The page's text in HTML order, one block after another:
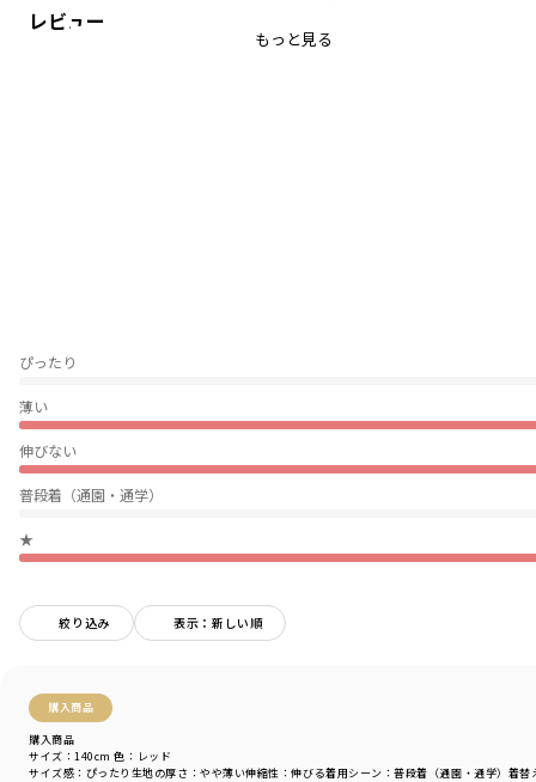
レビュー
ぴったり
薄い
伸びない
普段着（通園・通学）
★
絞り込み 表示：新しい順
購入商品
購入商品
サイズ感 ：ぴったり 生地の厚さ ：やや薄い伸縮性 ：伸びる着用シーン ：普段着（通園・通学） 着替
サイズ：140cm 色：レッド
-----
伸縮性：あり
着用イメージ/カラー：キナリ
モデル：身長110.0cm 体重19kg
ブランド ／Champion
カテゴリ
／トップス>トレーナー・パーカー
カラー
／ホワイト
もっと見る